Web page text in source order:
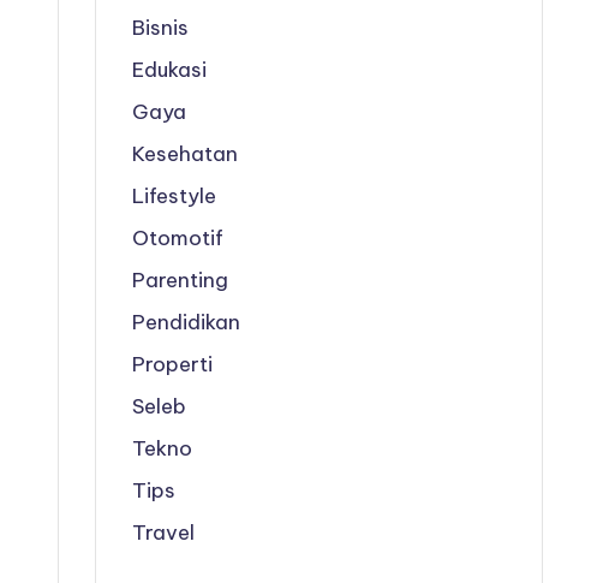
Bisnis
Edukasi
Gaya
Kesehatan
Lifestyle
Otomotif
Parenting
Pendidikan
Properti
Seleb
Tekno
Tips
Travel